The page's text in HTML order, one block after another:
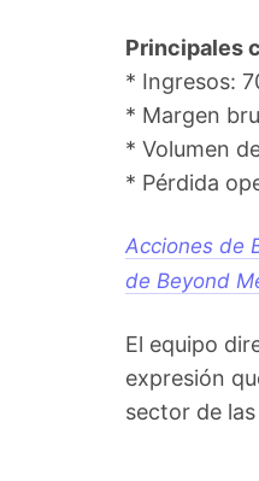
Principales
* Ingresos:
* Margen
* Volumen
* Pérdida
Acciones de
de Beyond
El equipo
expresión
sector de